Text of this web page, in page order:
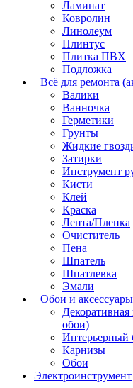
Ламинат
Ковролин
Линолеум
Плинтус
Плитка ПВХ
Подложка
Всё для ремонта
Валики
Ванночка
Герметики
Грунты
Жидкие
Затирки
Инструмент
Кисти
Клей
Краска
Лента/Пленка
Очиститель
Пена
Шпатель
Шпатлевка
Эмали
Обои и аксессуары
обои)
Интерьерный
Карнизы
Обои
Электроинструмент